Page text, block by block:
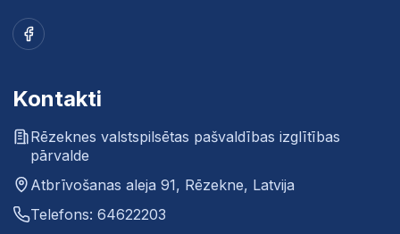
Facebook
Kontakti
Rēzeknes valstspilsētas pašvaldības izglītības
pārvalde
Atbrīvošanas aleja 91, Rēzekne, Latvija
Telefons: 64622203